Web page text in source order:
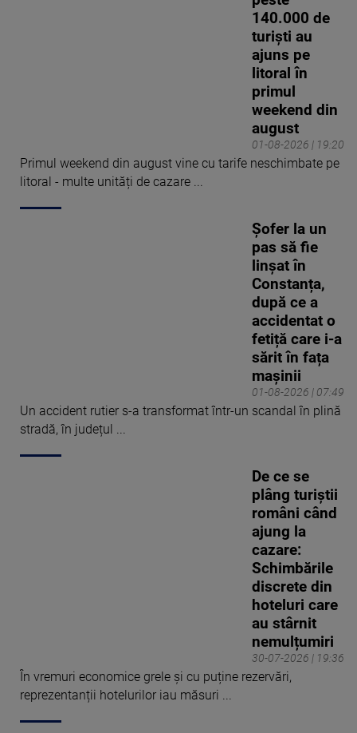
01-08-2026 | 19:20
140.000 de
turiști au
ajuns pe
litoral în
primul
weekend din
august
Primul weekend din august vine cu tarife neschimbate pe
litoral - multe unități de cazare ...
01-08-2026 | 07:49
Șofer la un
pas să fie
linșat în
Constanța,
după ce a
accidentat o
fetiță care i-a
sărit în fața
mașinii
Un accident rutier s-a transformat într-un scandal în plină
stradă, în județul ...
30-07-2026 | 19:36
De ce se
plâng turiștii
români când
ajung la
cazare:
Schimbările
discrete din
hoteluri care
au stârnit
nemulțumiri
În vremuri economice grele și cu puține rezervări,
reprezentanții hotelurilor iau măsuri ...